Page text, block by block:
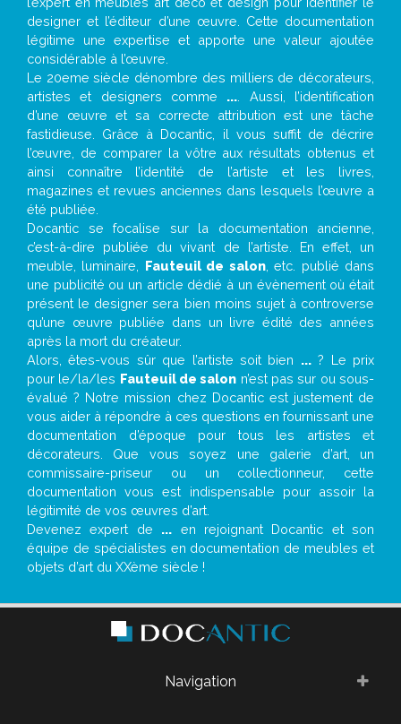
designer et l’éditeur d’une œuvre. Cette documentation
légitime une expertise et apporte une valeur ajoutée
considérable à l’œuvre.
Le 20eme siècle dénombre des milliers de décorateurs,
artistes et designers comme ... . Aussi, l’identification
d’une œuvre et sa correcte attribution est une tâche
fastidieuse. Grâce à Docantic, il vous suffit de décrire
l’œuvre, de comparer la vôtre aux résultats obtenus et
ainsi connaître l’identité de l’artiste et les livres,
magazines et revues anciennes dans lesquels l’œuvre a
été publiée.
Docantic se focalise sur la documentation ancienne,
c’est-à-dire publiée du vivant de l’artiste. En effet, un
meuble, luminaire, Fauteuil de salon, etc. publié dans
une publicité ou un article dédié à un évènement où était
présent le designer sera bien moins sujet à controverse
qu’une œuvre publiée dans un livre édité des années
après la mort du créateur.
Alors, êtes-vous sûr que l’artiste soit bien ...? Le prix
pour le/la/les Fauteuil de salon n’est pas sur ou sous-
évalué ? Notre mission chez Docantic est justement de
vous aider à répondre à ces questions en fournissant une
documentation d’époque pour tous les artistes et
décorateurs. Que vous soyez une galerie d’art, un
commissaire-priseur ou un collectionneur, cette
documentation vous est indispensable pour assoir la
légitimité de vos œuvres d’art.
Devenez expert de ... en rejoignant Docantic et son
équipe de spécialistes en documentation de meubles et
objets d’art du XXème siècle !
Navigation